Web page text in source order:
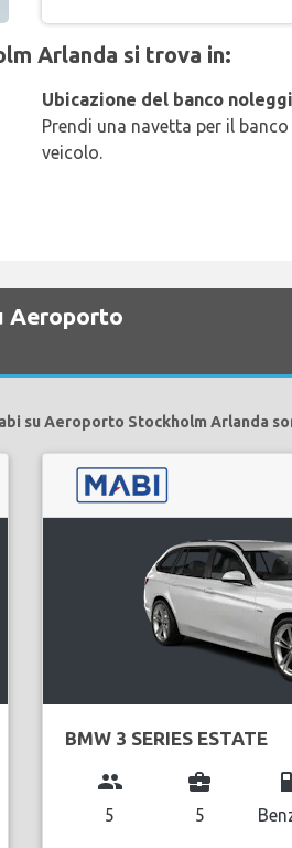
Arlanda si trova in:
Ubicazione del banco
Prendi una navetta per il
veicolo.
Aeroporto
su Aeroporto Stockholm Arlanda
BMW 3 SERIES ESTATE
group
5
business_center
5